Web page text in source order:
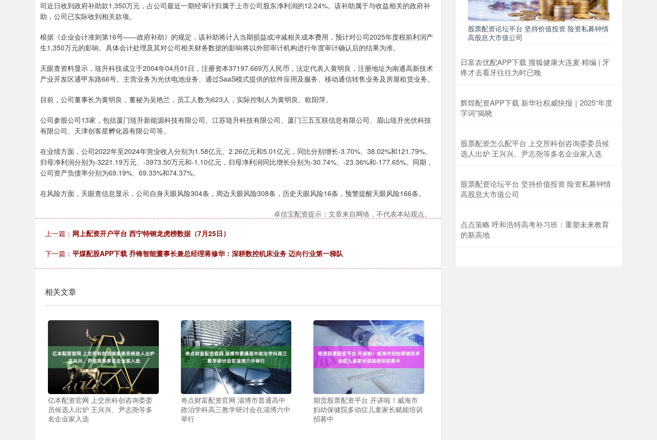
司近日收到政府补助款1,350万元，占公司最近一期经审计归属于上市公司股东净利润的12.24%。该补助属于与收益相关的政府补
助，公司已实际收到相关款项。
根据《企业会计准则第16号——政府补助》的规定，该补助将计入当期损益或冲减相关成本费用，预计对公司2025年度税前利润产
生1,350万元的影响。具体会计处理及其对公司相关财务数据的影响将以外部审计机构进行年度审计确认后的结果为准。
天眼查资料显示，琏升科技成立于2004年04月01日，注册资本37197.669万人民币，法定代表人黄明良，注册地址为南通高新技术
产业开发区通甲东路66号。主营业务为光伏电池业务、通过SaaS模式提供的软件应用及服务、移动通信转售业务及房屋租赁业务。
目前，公司董事长为黄明良，董秘为吴艳兰，员工人数为623人，实际控制人为黄明良、欧阳萍。
公司参股公司13家，包括厦门琏升新能源科技有限公司、江苏琏升科技有限公司、厦门三五互联信息有限公司、眉山琏升光伏科技
有限公司、天津创客星孵化器有限公司等。
在业绩方面，公司2022年至2024年营业收入分别为1.58亿元、2.26亿元和5.01亿元，同比分别增长-3.70%、38.02%和121.79%。
归母净利润分别为-3221.19万元、-3973.50万元和-1.10亿元，归母净利润同比增长分别为-30.74%、-23.36%和-177.65%。同期，
公司资产负债率分别为69.19%、69.33%和74.37%。
在风险方面，天眼查信息显示，公司自身天眼风险304条，周边天眼风险308条，历史天眼风险16条，预警提醒天眼风险166条。
卓信宝配资提示：文章来自网络，不代表本站观点。
上一篇： 网上配资开户平台 西宁特钢龙虎榜数据（7月25日）
下一篇： 平煤配股APP下载 乔锋智能董事长兼总经理蒋修华：深耕数控机床业务 迈向行业第一梯队
相关文章
亿本配资官网 上交所科创咨询委委
员候选人出炉 王兴兴、尹志尧等多
名企业家入选
奇点财富配资官网 淄博市普通高中
政治学科高三教学研讨会在淄博六中
举行
期货股票配资平台 开讲啦！威海市
妇幼保健院多动症儿童家长赋能培训
招募中
股票配资论坛平台 坚持价值投资 险资私募钟情
高股息大市值公司
日富农优配APP下载 搜狐健康大连麦·精编 | 牙
疼才去看牙往往为时已晚
辉煌配资APP下载 新华社权威快报｜2025“年度
字词”揭晓
股票配资怎么配平台 上交所科创咨询委委员候
选人出炉 王兴兴、尹志尧等多名企业家入选
股票配资论坛平台 坚持价值投资 险资私募钟情
高股息大市值公司
点点策略 呼和浩特高考补习班：重塑未来教育
的新高地